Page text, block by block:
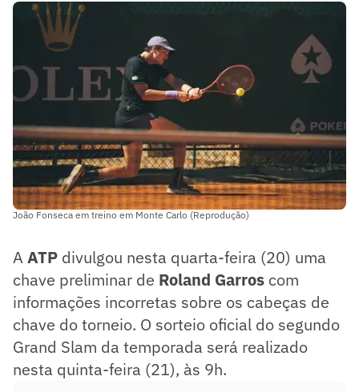
João Fonseca em treino em Monte Carlo (Reprodução)
AATP divulgou nesta quarta-feira (20) uma
chave preliminar de Roland Garros com
informações incorretas sobre os cabeças de
chave do torneio. O sorteio oficial do segundo
Grand Slam da temporada será realizado
nesta quinta-feira (21), às 9h.